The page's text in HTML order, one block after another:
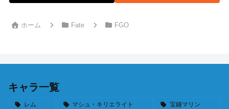
ホーム Fate FGO
キャラ一覧
レム マシュ・キリエライト 宝鐘マリン